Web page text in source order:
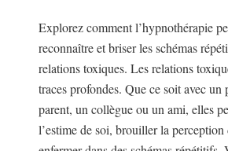
Explorez comment l’hypnothérapie
reconnaître et briser les schémas
relations toxiques. Les relations
traces profondes. Que ce soit avec un
parent, un collègue ou un ami, elles
l’estime de soi, brouiller la perception